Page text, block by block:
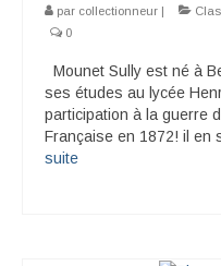
par collectionneur |
0
Mounet Sully est né à
ses études au lycée
participation à la guerre
Française en 1872! il en
suite­­